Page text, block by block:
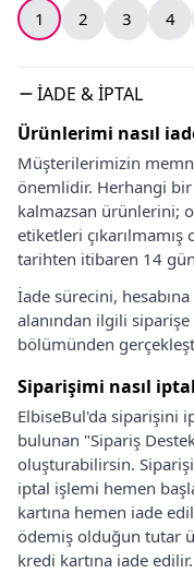
1 2 3 4
İADE & İPTAL
Ürünlerimi nasıl
Müşterilerimizin
önemlidir. Herhangi
kalmazsan ürünlerini;
etiketleri çıkarılmamış
tarihten itibaren 14
İade sürecini,
alanından ilgili
bölümünden
Siparişimi nasıl
ElbiseBul'da siparişini
bulunan "Sipariş
oluşturabilirsin.
iptal işlemi hemen
kartına hemen iade
ödemiş olduğun tutar
kredi kartına iade edilir.